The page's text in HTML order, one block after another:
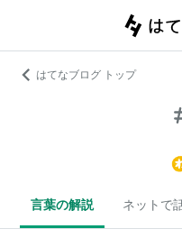
はてなブログ トップ
言葉の解説 ネットで